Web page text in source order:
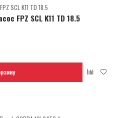
FPZ SCL K11 TD 18.5